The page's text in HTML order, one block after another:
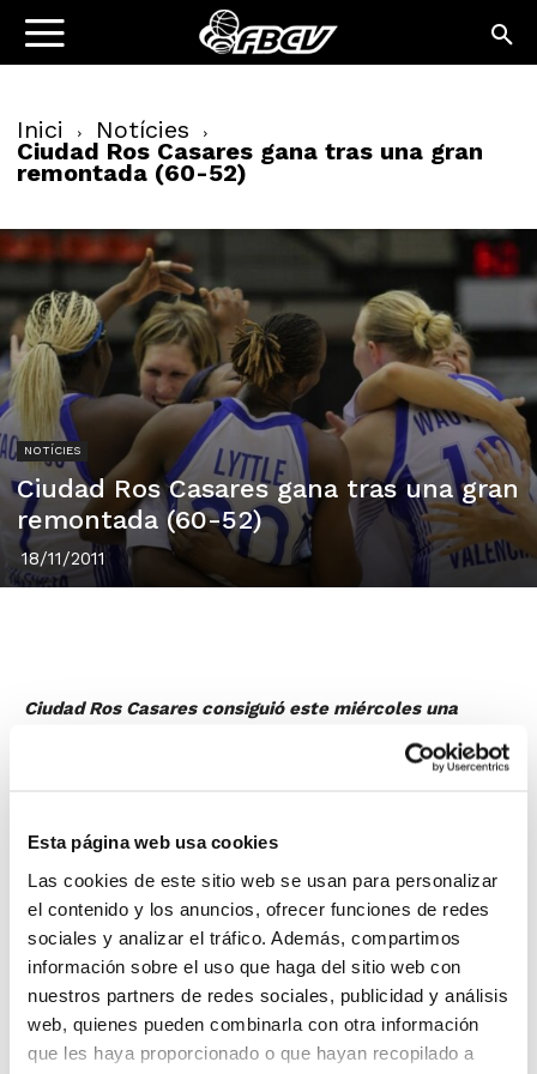
Esta página web usa cookies
Las cookies de este sitio web se usan para personalizar
el contenido y los anuncios, ofrecer funciones de redes
sociales y analizar el tráfico. Además, compartimos
información sobre el uso que haga del sitio web con
nuestros partners de redes sociales, publicidad y análisis
web, quienes pueden combinarla con otra información
que les haya proporcionado o que hayan recopilado a
Inici Notícies
Ciudad Ros Casares gana tras una gran
remontada (60-52)
NOTÍCIES
Ciudad Ros Casares gana tras una gran
remontada (60-52)
18/11/2011
Ciudad Ros Casares consiguió este miércoles una
importante victoria en La Fonteta ante el UMMC
Ekaterimburgo por 60-52 gracias a la reacción del
creció en defensa y esto le hizo mejorar en ataque,
La mejor jugadora del encuentro fue la pívot belga
Wauters
, que consiguió 17 puntos y ocho rebotes,
mientras que por parte del UMMC Ekaterinburgo
destacó Yelena Leuchanka, que finalizó el partido con
12 puntos y siete rebotes.